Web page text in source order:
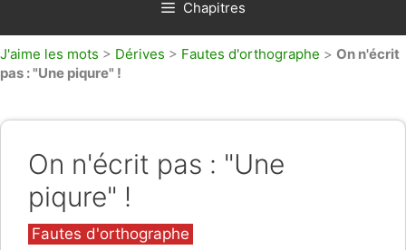
Chapitres
J'aime les mots > Dérives > Fautes d'orthographe > On n'écrit
pas : "Une piqure" !
On n'écrit pas : "Une
piqure" !
Catégories
Fautes d'orthographe